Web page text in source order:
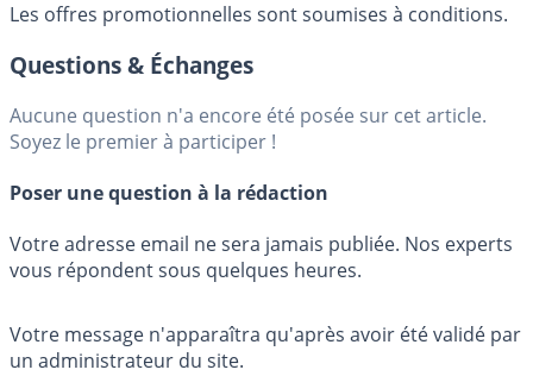
Les offres promotionnelles sont soumises à conditions.
Questions & Échanges
Aucune question n'a encore été posée sur cet article.
Soyez le premier à participer !
Poser une question à la rédaction
Votre adresse email ne sera jamais publiée. Nos experts
vous répondent sous quelques heures.
Votre message n'apparaîtra qu'après avoir été validé par
un administrateur du site.